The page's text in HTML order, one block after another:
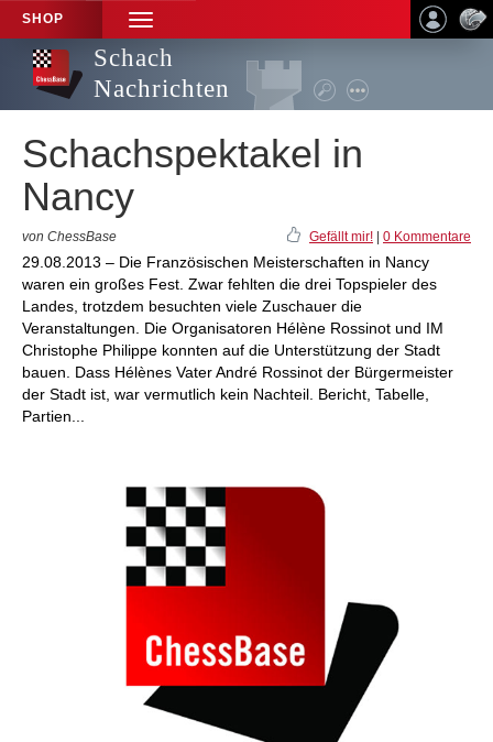
SHOP
TOGGLE
NAVIGATION
Schach
Nachrichten
Schachspektakel in
Nancy
von ChessBase Gefällt mir! 0 Kommentare
29.08.2013 – Die Französischen Meisterschaften in Nancy
waren ein großes Fest. Zwar fehlten die drei Topspieler des
Landes, trotzdem besuchten viele Zuschauer die
Veranstaltungen. Die Organisatoren Hélène Rossinot und IM
Christophe Philippe konnten auf die Unterstützung der Stadt
bauen. Dass Hélènes Vater André Rossinot der Bürgermeister
der Stadt ist, war vermutlich kein Nachteil. Bericht, Tabelle,
Partien...